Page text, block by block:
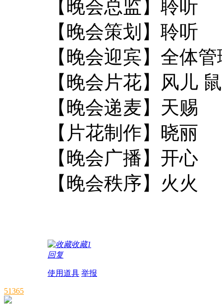
【晚会总监】聆听
【晚会策划】聆听
【晚会迎宾】全
【晚会片花】风儿
【晚会递麦】天赐
【片花制作】晓丽
【晚会广播】开心
【晚会秩序】火火
收藏1
回复
使用道具 举报
51365